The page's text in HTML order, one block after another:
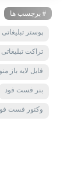
# برچسب ها
پوستر تبلیغاتی
تراکت
فایل لایه باز
بنر فست فود
وکتور فست